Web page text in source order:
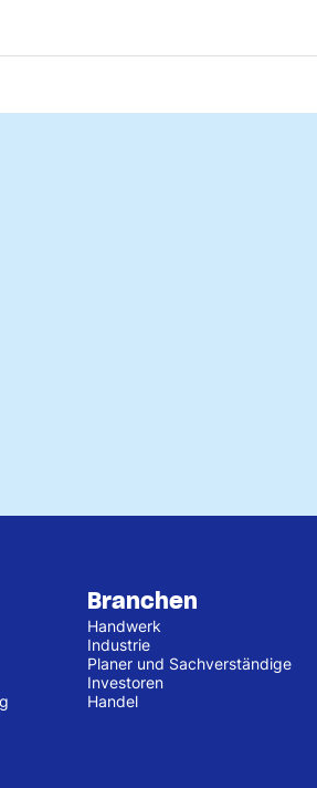
Branchen
Handwerk
Industrie
Planer und Sachverständige
Investoren
Handel